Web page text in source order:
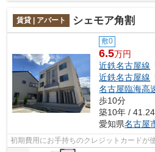
賃貸 | アパート シェモア角割
敷0
6.5万円
近鉄名古屋線
近鉄名古屋線
名古屋臨海高
歩10分
築10年 /
愛知県名古屋
初期費用にお手持ちのクレジットカードが